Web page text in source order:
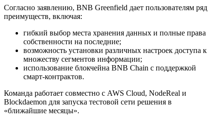
Согласно заявлению, BNB Greenfield дает пользователям ряд
преимуществ, включая:
гибкий выбор места хранения данных и полные права
собственности на последние;
возможность установки различных настроек доступа к
множеству сегментов информации;
использование блокчейна BNB Chain с поддержкой
смарт-контрактов.
Команда работает совместно с AWS Cloud, NodeReal и
Blockdaemon для запуска тестовой сети решения в
«ближайшие месяцы».